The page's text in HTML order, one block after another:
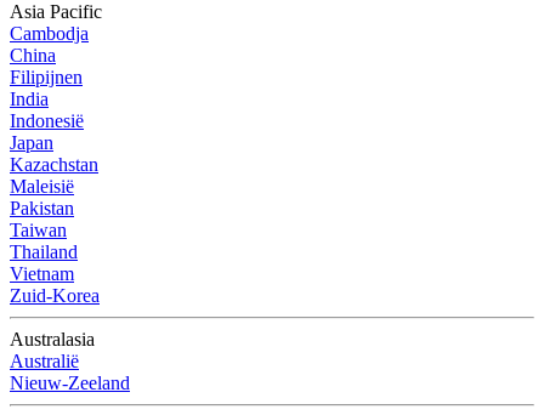
Asia Pacific
Cambodja
China
Filipijnen
India
Indonesië
Japan
Kazachstan
Maleisië
Pakistan
Taiwan
Thailand
Vietnam
Zuid-Korea
Australasia
Australië
Nieuw-Zeeland